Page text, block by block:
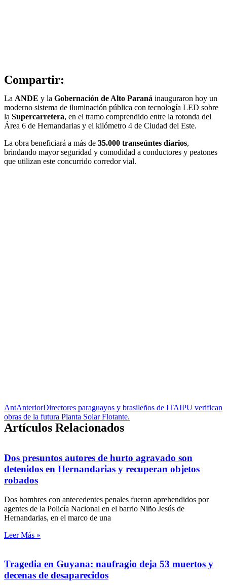
Compartir:
La ANDE y la Gobernación de Alto Paraná inauguraron hoy un
moderno sistema de iluminación pública con tecnología LED sobre
la Supercarretera, en el tramo comprendido entre la rotonda del
Área 6 de Hernandarias y el kilómetro 4 de Ciudad del Este.
La obra beneficiará a más de 35.000 transeúntes diarios,
brindando mayor seguridad y comodidad a conductores y peatones
que utilizan este concurrido corredor vial.
AntAnteriorDirectores paraguayos y brasileños de ITAIPU verifican
obras de la futura Planta Solar Flotante.
Artículos Relacionados
Dos presuntos autores de hurto agravado son
detenidos en Hernandarias y recuperan objetos
robados
Dos hombres con antecedentes penales fueron aprehendidos por
agentes de la Policía Nacional en el barrio Niño Jesús de
Hernandarias, en el marco de una
Leer Más »
Tragedia en Guyana: naufragio deja 53 muertos y
decenas de desaparecidos